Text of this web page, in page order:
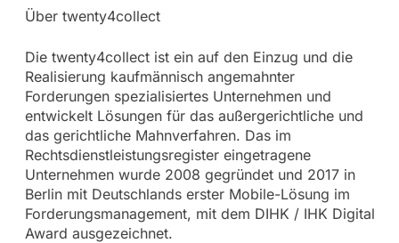
Über twenty4collect
Die twenty4collect ist ein auf den Einzug und die
Realisierung kaufmännisch angemahnter
Forderungen spezialisiertes Unternehmen und
entwickelt Lösungen für das außergerichtliche und
das gerichtliche Mahnverfahren. Das im
Rechtsdienstleistungsregister eingetragene
Unternehmen wurde 2008 gegründet und 2017 in
Berlin mit Deutschlands erster Mobile-Lösung im
Forderungsmanagement, mit dem DIHK / IHK Digital
Award ausgezeichnet.